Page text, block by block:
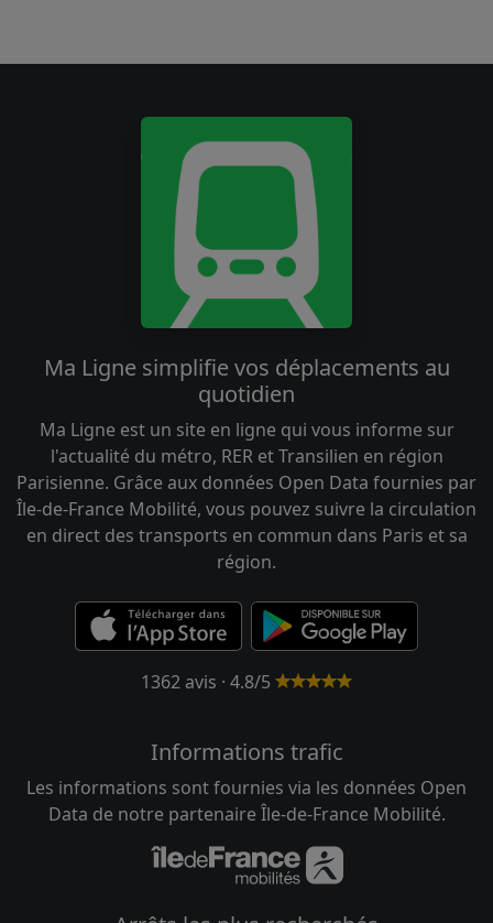
Ma Ligne simplifie vos déplacements au
quotidien
Ma Ligne est un site en ligne qui vous informe sur
l'actualité du métro, RER et Transilien en région
Parisienne. Grâce aux données Open Data fournies par
Île-de-France Mobilité, vous pouvez suivre la circulation
en direct des transports en commun dans Paris et sa
région.
1362 avis · 4.8/5
Informations trafic
Les informations sont fournies via les données Open
Data de notre partenaire Île-de-France Mobilité.